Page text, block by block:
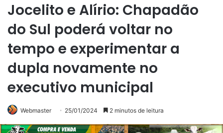
Jocelito e Alírio: Chapadão
do Sul poderá voltar no
tempo e experimentar a
dupla novamente no
executivo municipal
Webmaster 25/01/2024 2 minutos de leitura